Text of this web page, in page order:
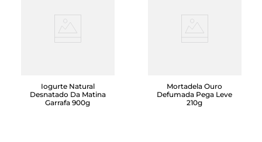
Iogurte Natural
Desnatado Da Matina
Garrafa 900g
Mortadela Ouro
Defumada Pega Leve
210g